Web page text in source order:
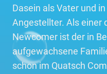
Dasein als Vater und
Angestellter. Als einer
Newcomer ist der in
aufgewachsene
schon im Quatsch